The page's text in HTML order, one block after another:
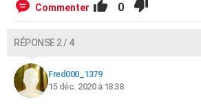
Commenter 0
RÉPONSE 2 / 4
Fred000_1379
15 déc. 2020 à 18:38